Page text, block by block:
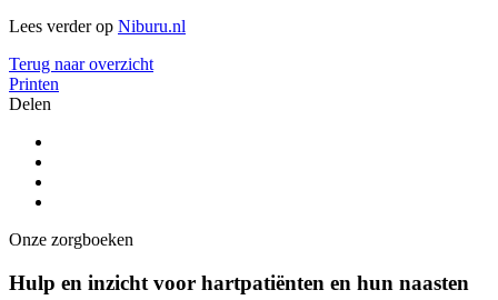
Lees verder op Niburu.nl
Terug naar overzicht
Printen
Delen
Onze zorgboeken
Hulp en inzicht voor hartpatiënten en hun naasten